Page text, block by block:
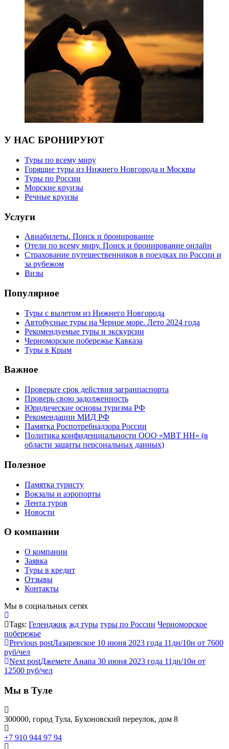
У НАС БРОНИРУЮТ
Туры по всему миру
Горящие туры из Нижнего Новгорода и Москвы
Туры по России
Морские круизы
Речные круизы
Услуги
Авиабилеты. Поиск и бронирование
Отели по всему миру. Поиск и бронирование онлайн
Страхование путешественников в поездках по России и
за рубежом
Визы
Популярное
Туры с вылетом из Нижнего Новгорода
Автобусные туры на Черное море. Лето 2024 года
Рекомендуемые туры и экскурсии
Черноморское побережье Кавказа
Туры в Крым
Важное
Проверьте срок действия загранпаспорта
Проверь свою задолженность
Юридические основы туризма РФ
Рекомендации МИД РФ
Памятка Роспотребнадзора России
Политика конфиденциальности ООО «МВТ НН» (в
области защиты персональных данных)
Полезное
Памятка туристу
Вокзалы и аэропорты
Лента туров
Новости
О компании
О компании
Заявка
Туры в кредит
Отзывы
Контакты
Мы в социальных сетях
Tags: Геленджик жд туры туры по России Черноморское
побережье
Previous postЛазаревское 10 июня 2023 года 11дн/10н от 7600
руб/чел
Next postДжемете Анапа 30 июня 2023 года 11дн/10н от
12500 руб/чел
Мы в Туле
300000, город Тула, Бухоновский переулок, дом 8
+7 910 944 97 94